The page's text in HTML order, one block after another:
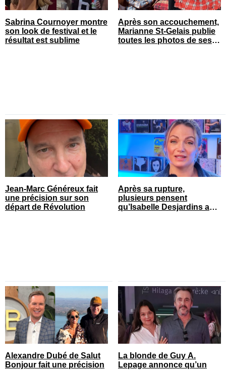
Sabrina Cournoyer montre
son look de festival et le
résultat est sublime
Après son accouchement,
Marianne St-Gelais publie
toutes les photos de ses
Jean-Marc Généreux fait
une précision sur son
départ de Révolution
Après sa rupture,
plusieurs pensent
qu’Isabelle Desjardins a
Alexandre Dubé de Salut
Bonjour fait une précision
La blonde de Guy A.
Lepage annonce qu’un